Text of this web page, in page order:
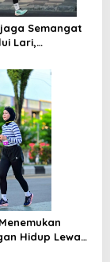
Semangat
Lari,
Hidup Lewat